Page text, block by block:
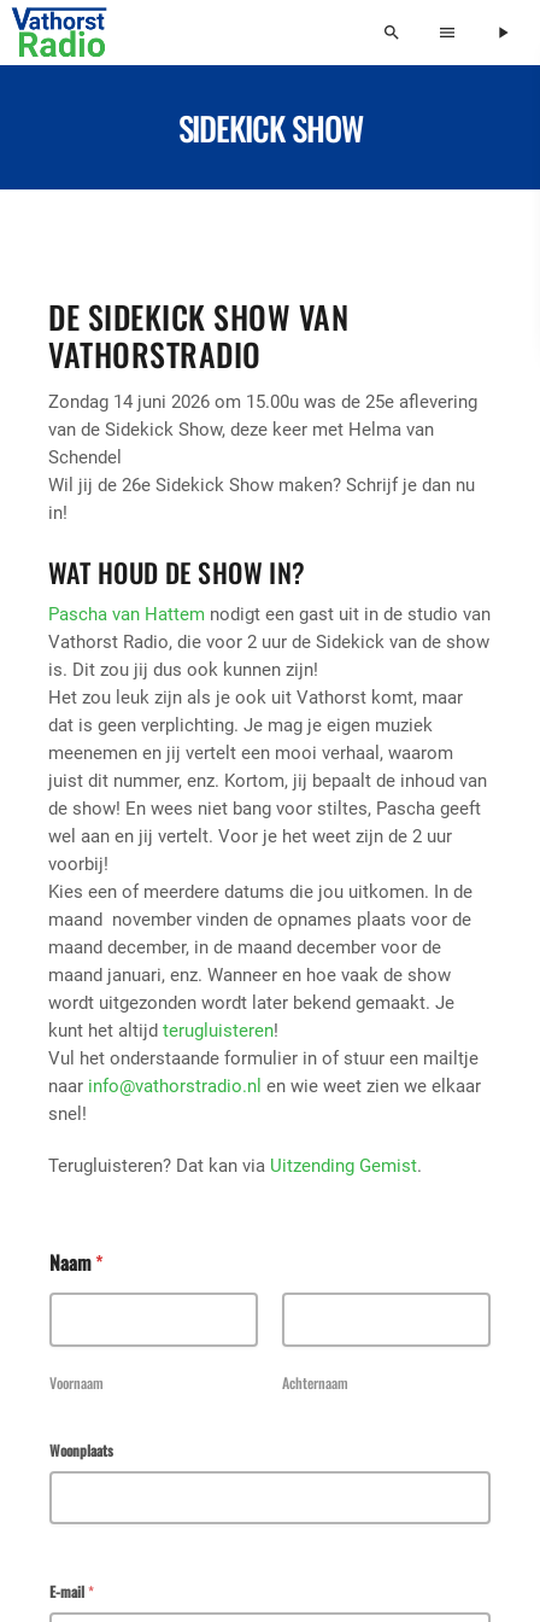
search menu play_arrow
SIDEKICK SHOW
DE SIDEKICK SHOW VAN
VATHORSTRADIO
Zondag 14 juni 2026 om 15.00u was de 25e aflevering
van de Sidekick Show, deze keer met Helma van
Schendel
Wil jij de 26e Sidekick Show maken? Schrijf je dan nu
in!
WAT HOUD DE SHOW IN?
Pascha van Hattem nodigt een gast uit in de studio van
Vathorst Radio, die voor 2 uur de Sidekick van de show
is. Dit zou jij dus ook kunnen zijn!
Het zou leuk zijn als je ook uit Vathorst komt, maar
dat is geen verplichting. Je mag je eigen muziek
meenemen en jij vertelt een mooi verhaal, waarom
juist dit nummer, enz. Kortom, jij bepaalt de inhoud van
de show! En wees niet bang voor stiltes, Pascha geeft
wel aan en jij vertelt. Voor je het weet zijn de 2 uur
voorbij!
Kies een of meerdere datums die jou uitkomen. In de
maand november vinden de opnames plaats voor de
maand december, in de maand december voor de
maand januari, enz. Wanneer en hoe vaak de show
wordt uitgezonden wordt later bekend gemaakt. Je
kunt het altijd terugluisteren!
Vul het onderstaande formulier in of stuur een mailtje
naar info@vathorstradio.nl en wie weet zien we elkaar
snel!
Terugluisteren? Dat kan via Uitzending Gemist.
Naam*
Voornaam Achternaam
Woonplaats
E-mail*